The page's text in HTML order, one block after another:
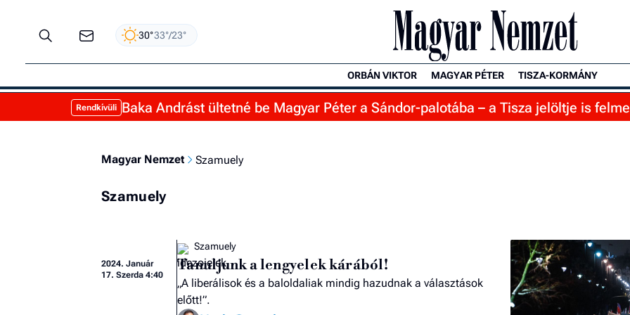
30°33°/23°
ORBÁN VIKTOR MAGYAR PÉTER TISZA-KORMÁNY
Rendkívüli Baka Andrást ültetné be Magyar Péter a Sándor-palotába – a Tisza jelöltje is
Magyar Nemzet Szamuely
Szamuely
2024. Január
17. Szerda 4:40
Szamuely
Tanuljunk a lengyelek kárából!
„A liberálisok és a baloldaliak mindig hazudnak a választások
előtt!”.